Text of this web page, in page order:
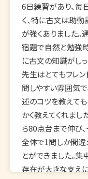
6日練習があり、
く、特に古文は助
が強くありました
宿題で自然と勉強
に古文の知識がし
先生はとてもフレン
問しやすい雰囲気
述のコツを教えて
かく教えてくれまし
ら80点台まで伸び
全体で1問しか間違
とができました。
存在が大きな支え